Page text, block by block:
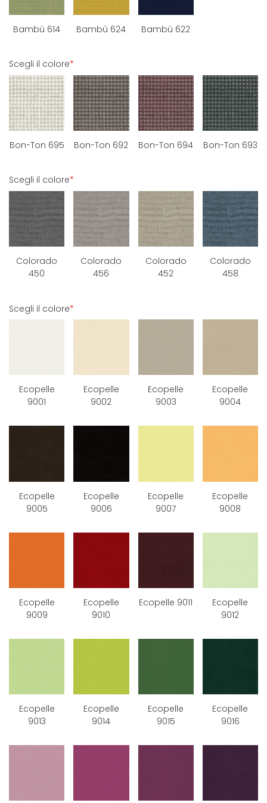
Bambù 614 Bambù 624 Bambù 622
Scegli il colore*
Bon-Ton 695 Bon-Ton 692 Bon-Ton 694 Bon-Ton 693
Scegli il colore*
Colorado
450
Colorado
456
Colorado
452
Colorado
458
Scegli il colore*
Ecopelle
9001
Ecopelle
9002
Ecopelle
9003
Ecopelle
9004
Ecopelle
9005
Ecopelle
9006
Ecopelle
9007
Ecopelle
9008
Ecopelle
9009
Ecopelle
9010
Ecopelle 9011
Ecopelle
9012
Ecopelle
9013
Ecopelle
9014
Ecopelle
9015
Ecopelle
9016